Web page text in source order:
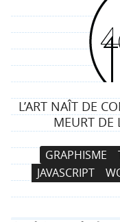
L’ART NAÎT DE
MEURT DE
GRAPHISME
JAVASCRIPT